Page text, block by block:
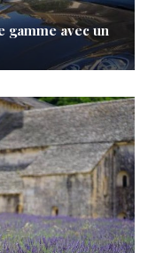
gamme avec un